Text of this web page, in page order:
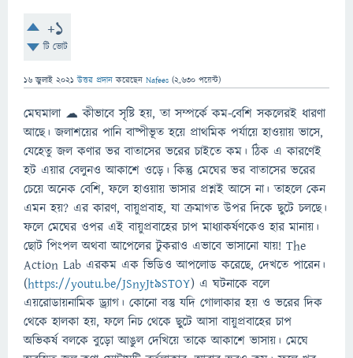
+1
টি ভোট
16 জুলাই 2021 উত্তর প্রদান করেছেন Nafees (2,630 পয়েন্ট)
মেঘমালা ☁ কীভাবে সৃষ্টি হয়, তা সম্পর্কে কম-বেশি সকলেরই ধারণা
আছে। জলাশয়ের পানি বাষ্পীভূত হয়ে প্রাথমিক পর্যায়ে হাওয়ায় ভাসে,
যেহেতু জল কণার ভর বাতাসের ভরের চাইতে কম। ঠিক এ কারণেই
হট এয়ার বেলুনও আকাশে ওড়ে। কিন্তু মেঘের ভর বাতাসের ভরের
চেয়ে অনেক বেশি, ফলে হাওয়ায় ভাসার প্রশ্নই আসে না। তাহলে কেন
এমন হয়? এর কারণ, বায়ুপ্রবাহ, যা ক্রমাগত উপর দিকে ছুটে চলছে।
ফলে মেঘের ওপর এই বায়ুপ্রবাহের চাপ মাধ্যাকর্ষণকেও হার মানায়।
ছোট পিংপল অথবা আপেলের টুকরাও এভাবে ভাসানো যায়! The
Action Lab এরকম এক ভিডিও আপলোড করেছে, দেখতে পারেন।
(https://youtu.be/JSnyJt9STOY) এ ঘটনাকে বলে
এয়রোডায়নামিক ড্র্যাগ। কোনো বস্তু যদি গোলাকার হয় ও ভরের দিক
থেকে হালকা হয়, ফলে নিচ থেকে ছুটে আসা বায়ুপ্রবাহের চাপ
অভিকর্ষ বলকে বুড়ো আঙুল দেখিয়ে তাকে আকাশে ভাসায়। মেঘে